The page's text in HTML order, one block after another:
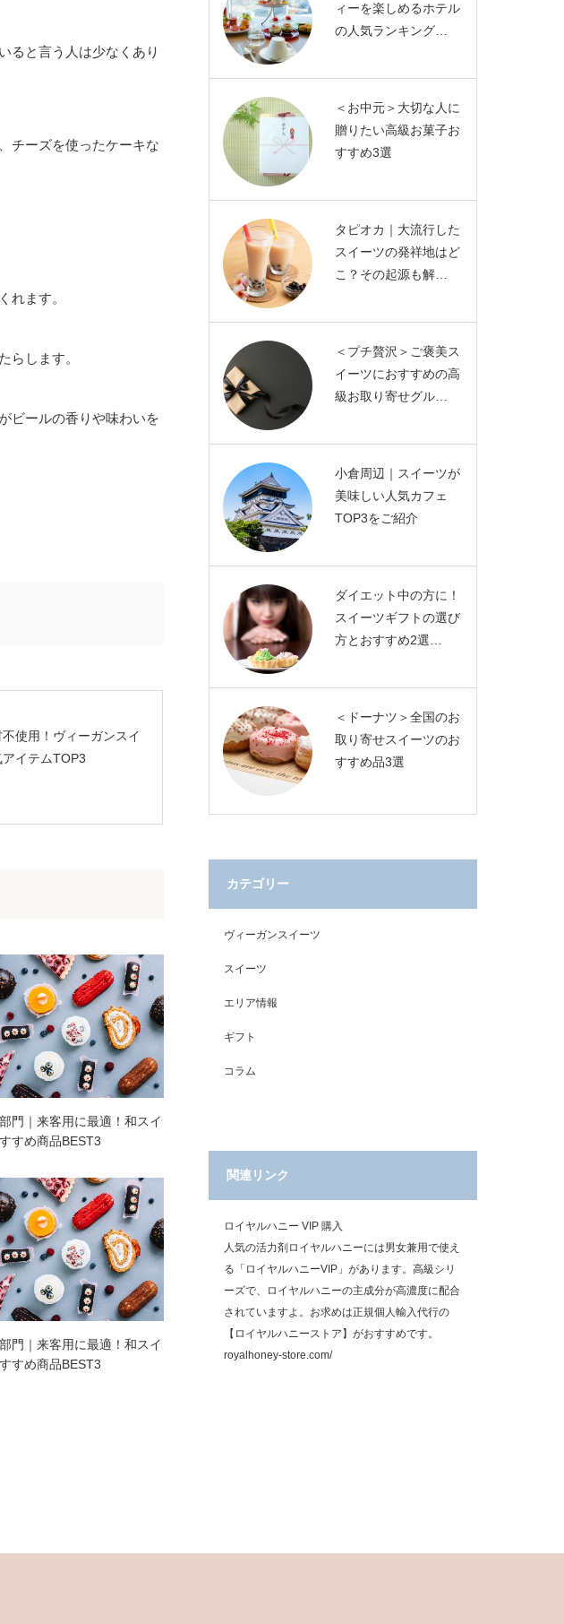
ると言う人は少なくあり
チーズを使ったケーキな
れます。
らします。
ビールの香りや味わいを
使用！ヴィーガンスイ
イテムTOP3
門｜来客用に最適！和スイ
すめ商品BEST3
門｜来客用に最適！和スイ
すめ商品BEST3
ィーを楽しめるホテル
の人気ランキング…
＜お中元＞大切な人に
贈りたい高級お菓子お
すすめ3選
タピオカ｜大流行した
スイーツの発祥地はど
こ？その起源も解…
＜プチ贅沢＞ご褒美ス
イーツにおすすめの高
級お取り寄せグル…
小倉周辺｜スイーツが
美味しい人気カフェ
TOP3をご紹介
ダイエット中の方に！
スイーツギフトの選び
方とおすすめ2選…
＜ドーナツ＞全国のお
取り寄せスイーツのお
すすめ品3選
カテゴリー
ヴィーガンスイーツ
スイーツ
エリア情報
ギフト
コラム
関連リンク
ロイヤルハニー VIP 購入
人気の活力剤ロイヤルハニーには男女兼用で使え
る「ロイヤルハニーVIP」があります。高級シリ
ーズで、ロイヤルハニーの主成分が高濃度に配合
されていますよ。お求めは正規個人輸入代行の
【ロイヤルハニーストア】がおすすめです。
royalhoney-store.com/